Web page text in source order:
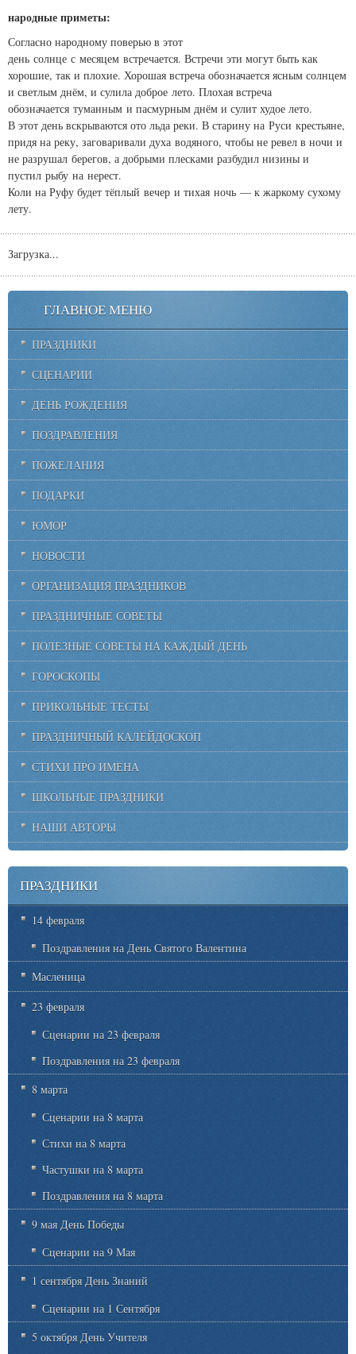
народные приметы:
Согласно народному поверью в этот
день солнце с месяцем встречается. Встречи эти могут быть как
хорошие, так и плохие. Хорошая встреча обозначается ясным солнцем
и светлым днём, и сулила доброе лето. Плохая встреча
обозначается туманным и пасмурным днём и сулит худое лето.
В этот день вскрываются ото льда реки. В старину на Руси крестьяне,
придя на реку, заговаривали духа водяного, чтобы не ревел в ночи и
не разрушал берегов, а добрыми плесками разбудил низины и
пустил рыбу на нерест.
Коли на Руфу будет тёплый вечер и тихая ночь — к жаркому сухому
лету.
Загрузка...
ГЛАВНОЕ МЕНЮ
ПРАЗДНИКИ
СЦЕНАРИИ
ДЕНЬ РОЖДЕНИЯ
ПОЗДРАВЛЕНИЯ
ПОЖЕЛАНИЯ
ПОДАРКИ
ЮМОР
НОВОСТИ
ОРГАНИЗАЦИЯ ПРАЗДНИКОВ
ПРАЗДНИЧНЫЕ СОВЕТЫ
ПОЛЕЗНЫЕ СОВЕТЫ НА КАЖДЫЙ ДЕНЬ
ГОРОСКОПЫ
ПРИКОЛЬНЫЕ ТЕСТЫ
ПРАЗДНИЧНЫЙ КАЛЕЙДОСКОП
СТИХИ ПРО ИМЕНА
ШКОЛЬНЫЕ ПРАЗДНИКИ
НАШИ АВТОРЫ
ПРАЗДНИКИ
14 февраля
Поздравления на День Святого Валентина
Масленица
23 февраля
Сценарии на 23 февраля
Поздравления на 23 февраля
8 марта
Сценарии на 8 марта
Стихи на 8 марта
Частушки на 8 марта
Поздравления на 8 марта
9 мая День Победы
Сценарии на 9 Мая
1 сентября День Знаний
Сценарии на 1 Сентября
5 октября День Учителя